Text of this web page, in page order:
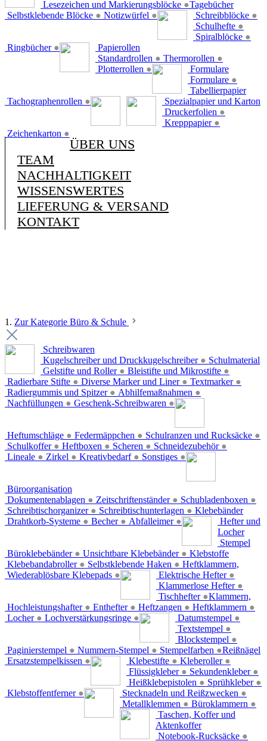
Lesezeichen und Markierungsblöcke ●
Selbstklebende Blöcke ● Notizwürfel ●
Tagebücher
Schreibblöcke ●
Schulhefte ●
Spiralblöcke ●
Ringbücher ●
Papierollen
Standardrollen ● Thermorollen ●
Plotterrollen ●
Formulare
Formulare ●
Tachographenrollen ●
Tabellierpapier
Spezialpapier und Karton
Druckerfolien ●
Krepppapier ●
Zeichenkarton ●
ÜBER UNS
TEAM
NACHHALTIGKEIT
WISSENSWERTES
LIEFERUNG & VERSAND
KONTAKT
1. Zur Kategorie Büro & Schule
Schreibwaren
Kugelschreiber und Druckkugelschreiber ●
Gelstifte und Roller ● Bleistifte und Mikrostifte ●
Radierbare Stifte ● Diverse Marker und Liner ● Textmarker ●
Radiergummis und Spitzer ● Abhilfemaßnahmen ●
Nachfüllungen ● Geschenk-Schreibwaren ●
Schulmaterial
Heftumschläge ● Federmäppchen ● Schulranzen und Rucksäcke ●
Schulkoffer ● Heftboxen ● Scheren ● Schneidezubehör ●
Lineale ● Zirkel ● Kreativbedarf ● Sonstiges ●
Büroorganisation
Dokumentenablagen ● Zeitschriftenständer ● Schubladenboxen ●
Schreibtischorganizer ● Schreibtischunterlagen ●
Drahtkorb-Systeme ● Becher ● Abfalleimer ●
Klebebänder
Büroklebebänder ● Unsichtbare Klebebänder ●
Klebebandabroller ● Selbstklebende Haken ●
Wiederablösbare Klebepads ●
Hefter und
Locher
Elektrische Hefter ●
Klammerlose Hefter ●
Tischhefter ●
Hochleistungshafter ● Enthefter ● Heftzangen ● Heftklammern ●
Locher ● Lochverstärkungsringe ●
Stempel
Datumstempel ●
Textstempel ●
Blockstempel ●
Paginierstempel ● Nummern-Stempel ● Stempelfarben ●
Ersatzstempelkissen ●
Klebstoffe
Klebestifte ● Kleberoller ●
Flüssigkleber ● Sekundenkleber ●
Heißklebepistolen ● Sprühkleber ●
Klebstoffentferner ●
Heftklammern,
Klammern,
Reißnägel
Stecknadeln und Reißzwecken ●
Metallklemmen ● Büroklammern ●
Taschen, Koffer und
Aktenkoffer
Notebook-Rucksäcke ●